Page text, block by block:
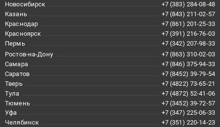
Новосибирск
+7 (383) 284-08-48
Казань
+7 (843) 211-02-57
Краснодар
+7 (861) 201-25-33
Красноярск
+7 (391) 216-76-03
Пермь
+7 (342) 207-98-33
Ростов-на-Дону
+7 (863) 310-02-03
Самара
+7 (846) 375-94-33
Саратов
+7 (8452) 39-79-54
Тверь
+7 (4822) 73-65-21
Тула
+7 (4872) 52-41-06
Тюмень
+7 (3452) 39-72-57
Уфа
+7 (347) 225-06-33
Челябинск
+7 (351) 220-14-23